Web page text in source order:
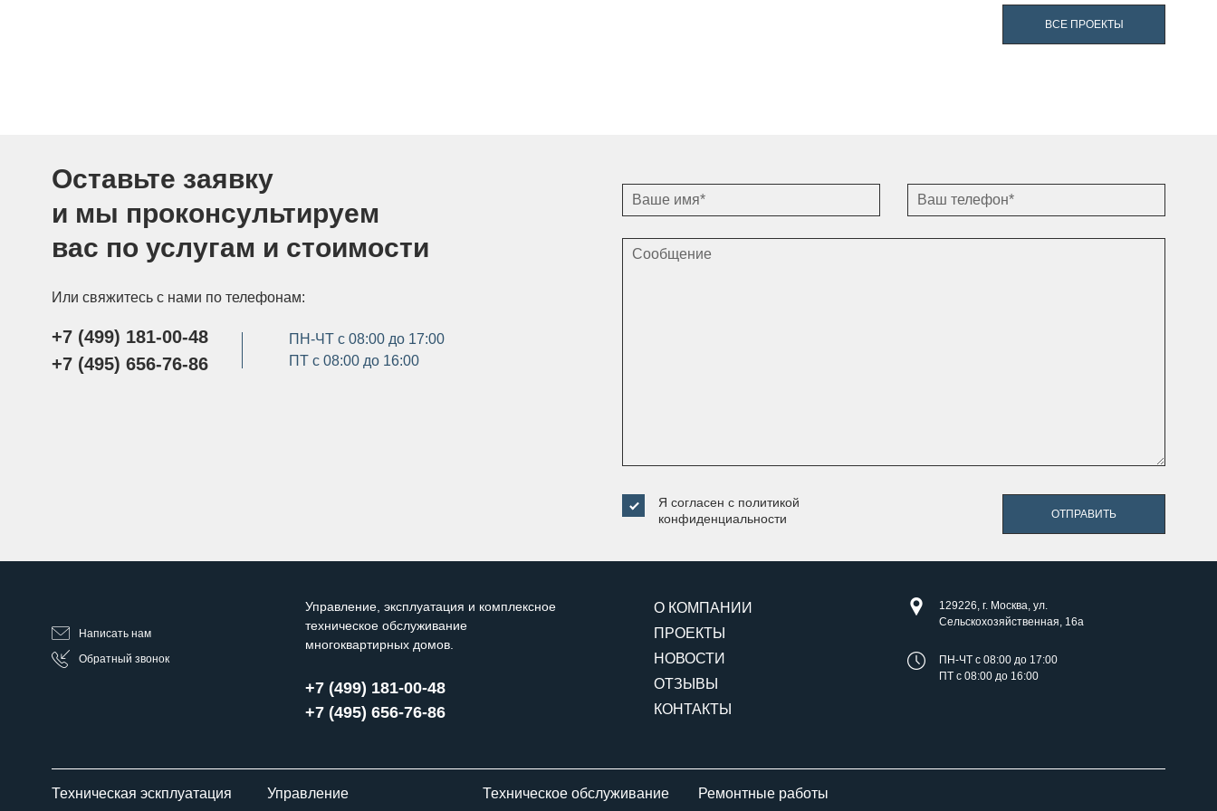
ВСЕ ПРОЕКТЫ
Оставьте заявку
и мы проконсультируем
вас по услугам и стоимости
Или свяжитесь с нами по телефонам:
+7 (499) 181-00-48
+7 (495) 656-76-86
ПН-ЧТ с 08:00 до 17:00
ПТ с 08:00 до 16:00
Я согласен с политикой
конфиденциальности
ОТПРАВИТЬ
Написать нам
Обратный звонок
Управление, эксплуатация и комплексное
техническое обслуживание
многоквартирных домов.
+7 (499) 181-00-48
+7 (495) 656-76-86
О КОМПАНИИ
ПРОЕКТЫ
НОВОСТИ
ОТЗЫВЫ
КОНТАКТЫ
129226, г. Москва, ул.
Сельскохозяйственная, 16а
ПН-ЧТ с 08:00 до 17:00
ПТ с 08:00 до 16:00
Техническая эскплуатация
Управление
Техническое обслуживание
Ремонтные работы